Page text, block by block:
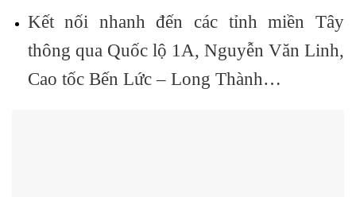
Kết nối nhanh đến các tỉnh miền Tây
thông qua Quốc lộ 1A, Nguyễn Văn Linh,
Cao tốc Bến Lức – Long Thành…